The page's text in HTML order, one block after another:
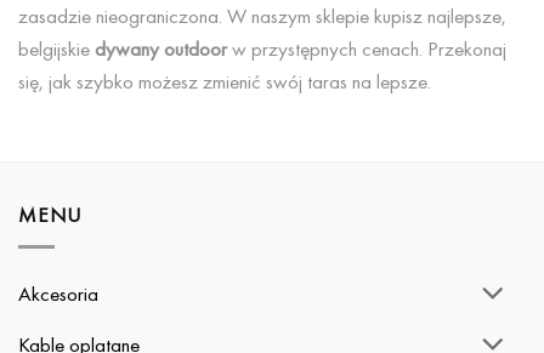
zasadzie nieograniczona. W naszym sklepie kupisz najlepsze,
belgijskie dywany outdoorw przystępnych cenach. Przekonaj
się, jak szybko możesz zmienić swój taras na lepsze.
MENU
Akcesoria
Kable oplatane